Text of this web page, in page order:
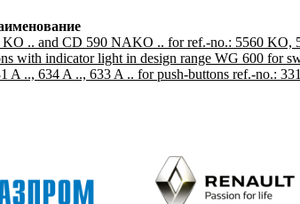
KO .. and CD 590 NAKO .. for ref.-no.: 5560 KO,
with indicator light in design range WG 600 for
.., 634 A .., 633 A .. for push-buttons ref.-no.: